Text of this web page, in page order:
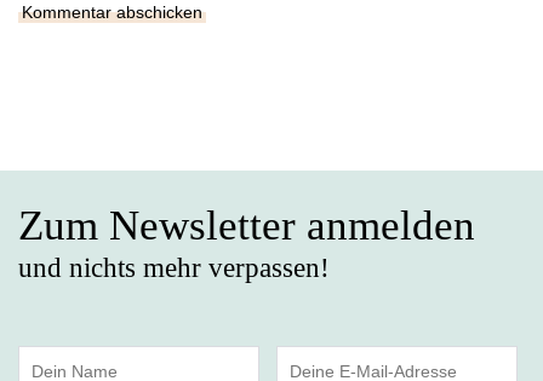
Zum Newsletter anmelden
und nichts mehr verpassen!